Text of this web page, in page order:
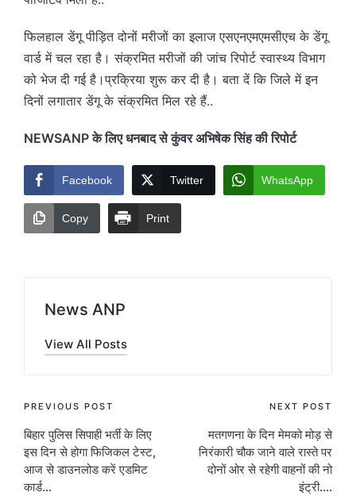
फिलहाल डेंगू पीड़ित दोनों मरीजों का इलाज एसएनएमएमसीएच के डेंगू
वार्ड में चल रहा है। संक्रमित मरीजों की जांच रिपोर्ट स्वास्थ्य विभाग
को भेज दी गई है।प्रक्रिया शुरू कर दी है। बता दें कि जिले में इन
दिनों लगातार डेंगू के संक्रमित मिल रहे हैं..
NEWSANP के लिए धनबाद से कुंवर अभिषेक सिंह की रिपोर्ट
Facebook Twitter WhatsApp
Copy Print
News ANP
View All Posts
Post
navigation
PREVIOUS POST
बिहार पुलिस सिपाही भर्ती के लिए
इस दिन से होगा फिजिकल टेस्ट,
आज से डाउनलोड करें एडमिट
कार्ड…
NEXT POST
मतगणना के दिन मेमको मोड़ से
निरंकारी चौक जाने वाले रास्ते पर
दोनों ओर से रहेगी वाहनों की नो
इंट्री….